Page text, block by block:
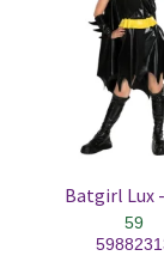
Batgirl Lux
59